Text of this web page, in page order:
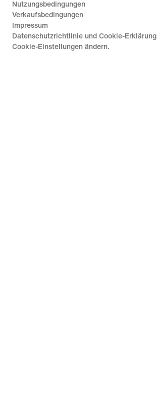
Nutzungsbedingungen
Verkaufsbedingungen
Impressum
Datenschutzrichtlinie und Cookie-Erklärung
Cookie-Einstellungen ändern.